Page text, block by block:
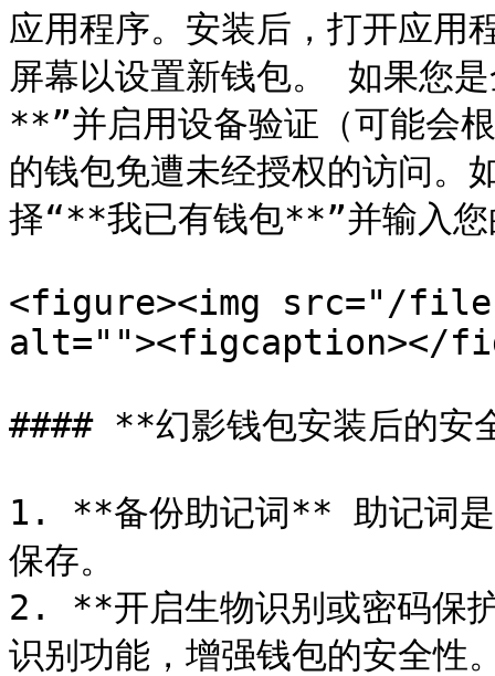
应用程序。安装后，打开应
屏幕以设置新钱包。 如果您
**”并启用设备验证（可能会
的钱包免遭未经授权的访问
择“**我已有钱包**”并输入您
<figure><img src="/
alt=""><figcaption></
#### **幻影钱包安装后的安
1. **备份助记词** 助记词是
保存。
2. **开启生物识别或密码保
识别功能，增强钱包的安全性